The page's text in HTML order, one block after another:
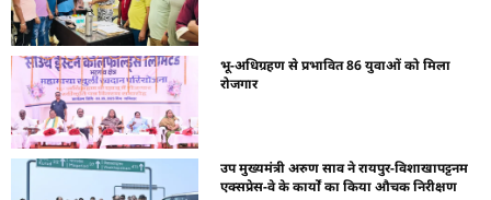
भू-अधिग्रहण से प्रभावित 86 युवाओं को मिला
रोजगार
उप मुख्यमंत्री अरुण साव ने रायपुर-विशाखापट्टनम
एक्सप्रेस-वे के कार्यों का किया औचक निरीक्षण